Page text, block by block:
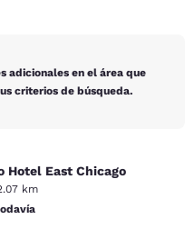
adicionales en el área que
criterios de búsqueda.
East
Hotel East Chicago
km